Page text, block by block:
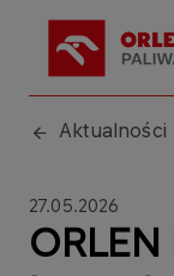
Aktualności
27.05.2026